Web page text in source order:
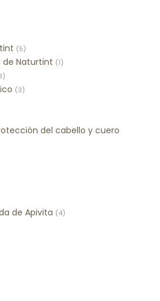
(5)
de Naturtint (1)
(3)
del cabello y cuero
de Apivita (4)